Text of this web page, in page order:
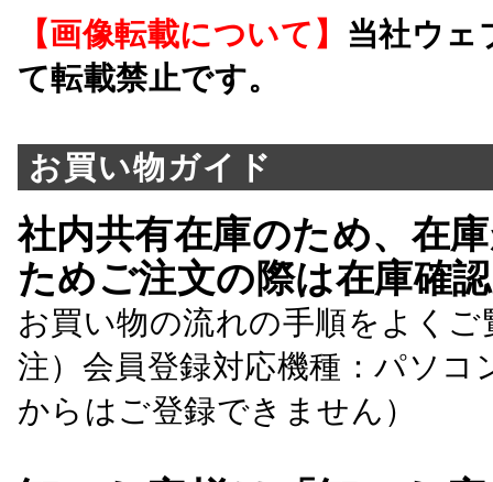
【画像転載について】 当社ウェ
て転載禁止です。
お買い物ガイド
社内共有在庫のため、在
ためご注文の際は在庫確
お買い物の流れの手順をよくご
注）会員登録対応機種：パソ
からはご登録できません）